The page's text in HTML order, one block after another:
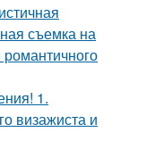
съемка на
1.
визажиста и